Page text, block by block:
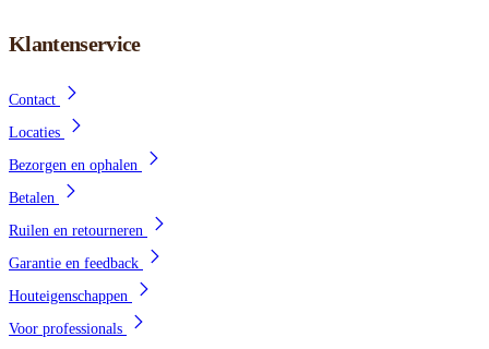
Klantenservice
Contact
Locaties
Bezorgen en ophalen
Betalen
Ruilen en retourneren
Garantie en feedback
Houteigenschappen
Voor professionals